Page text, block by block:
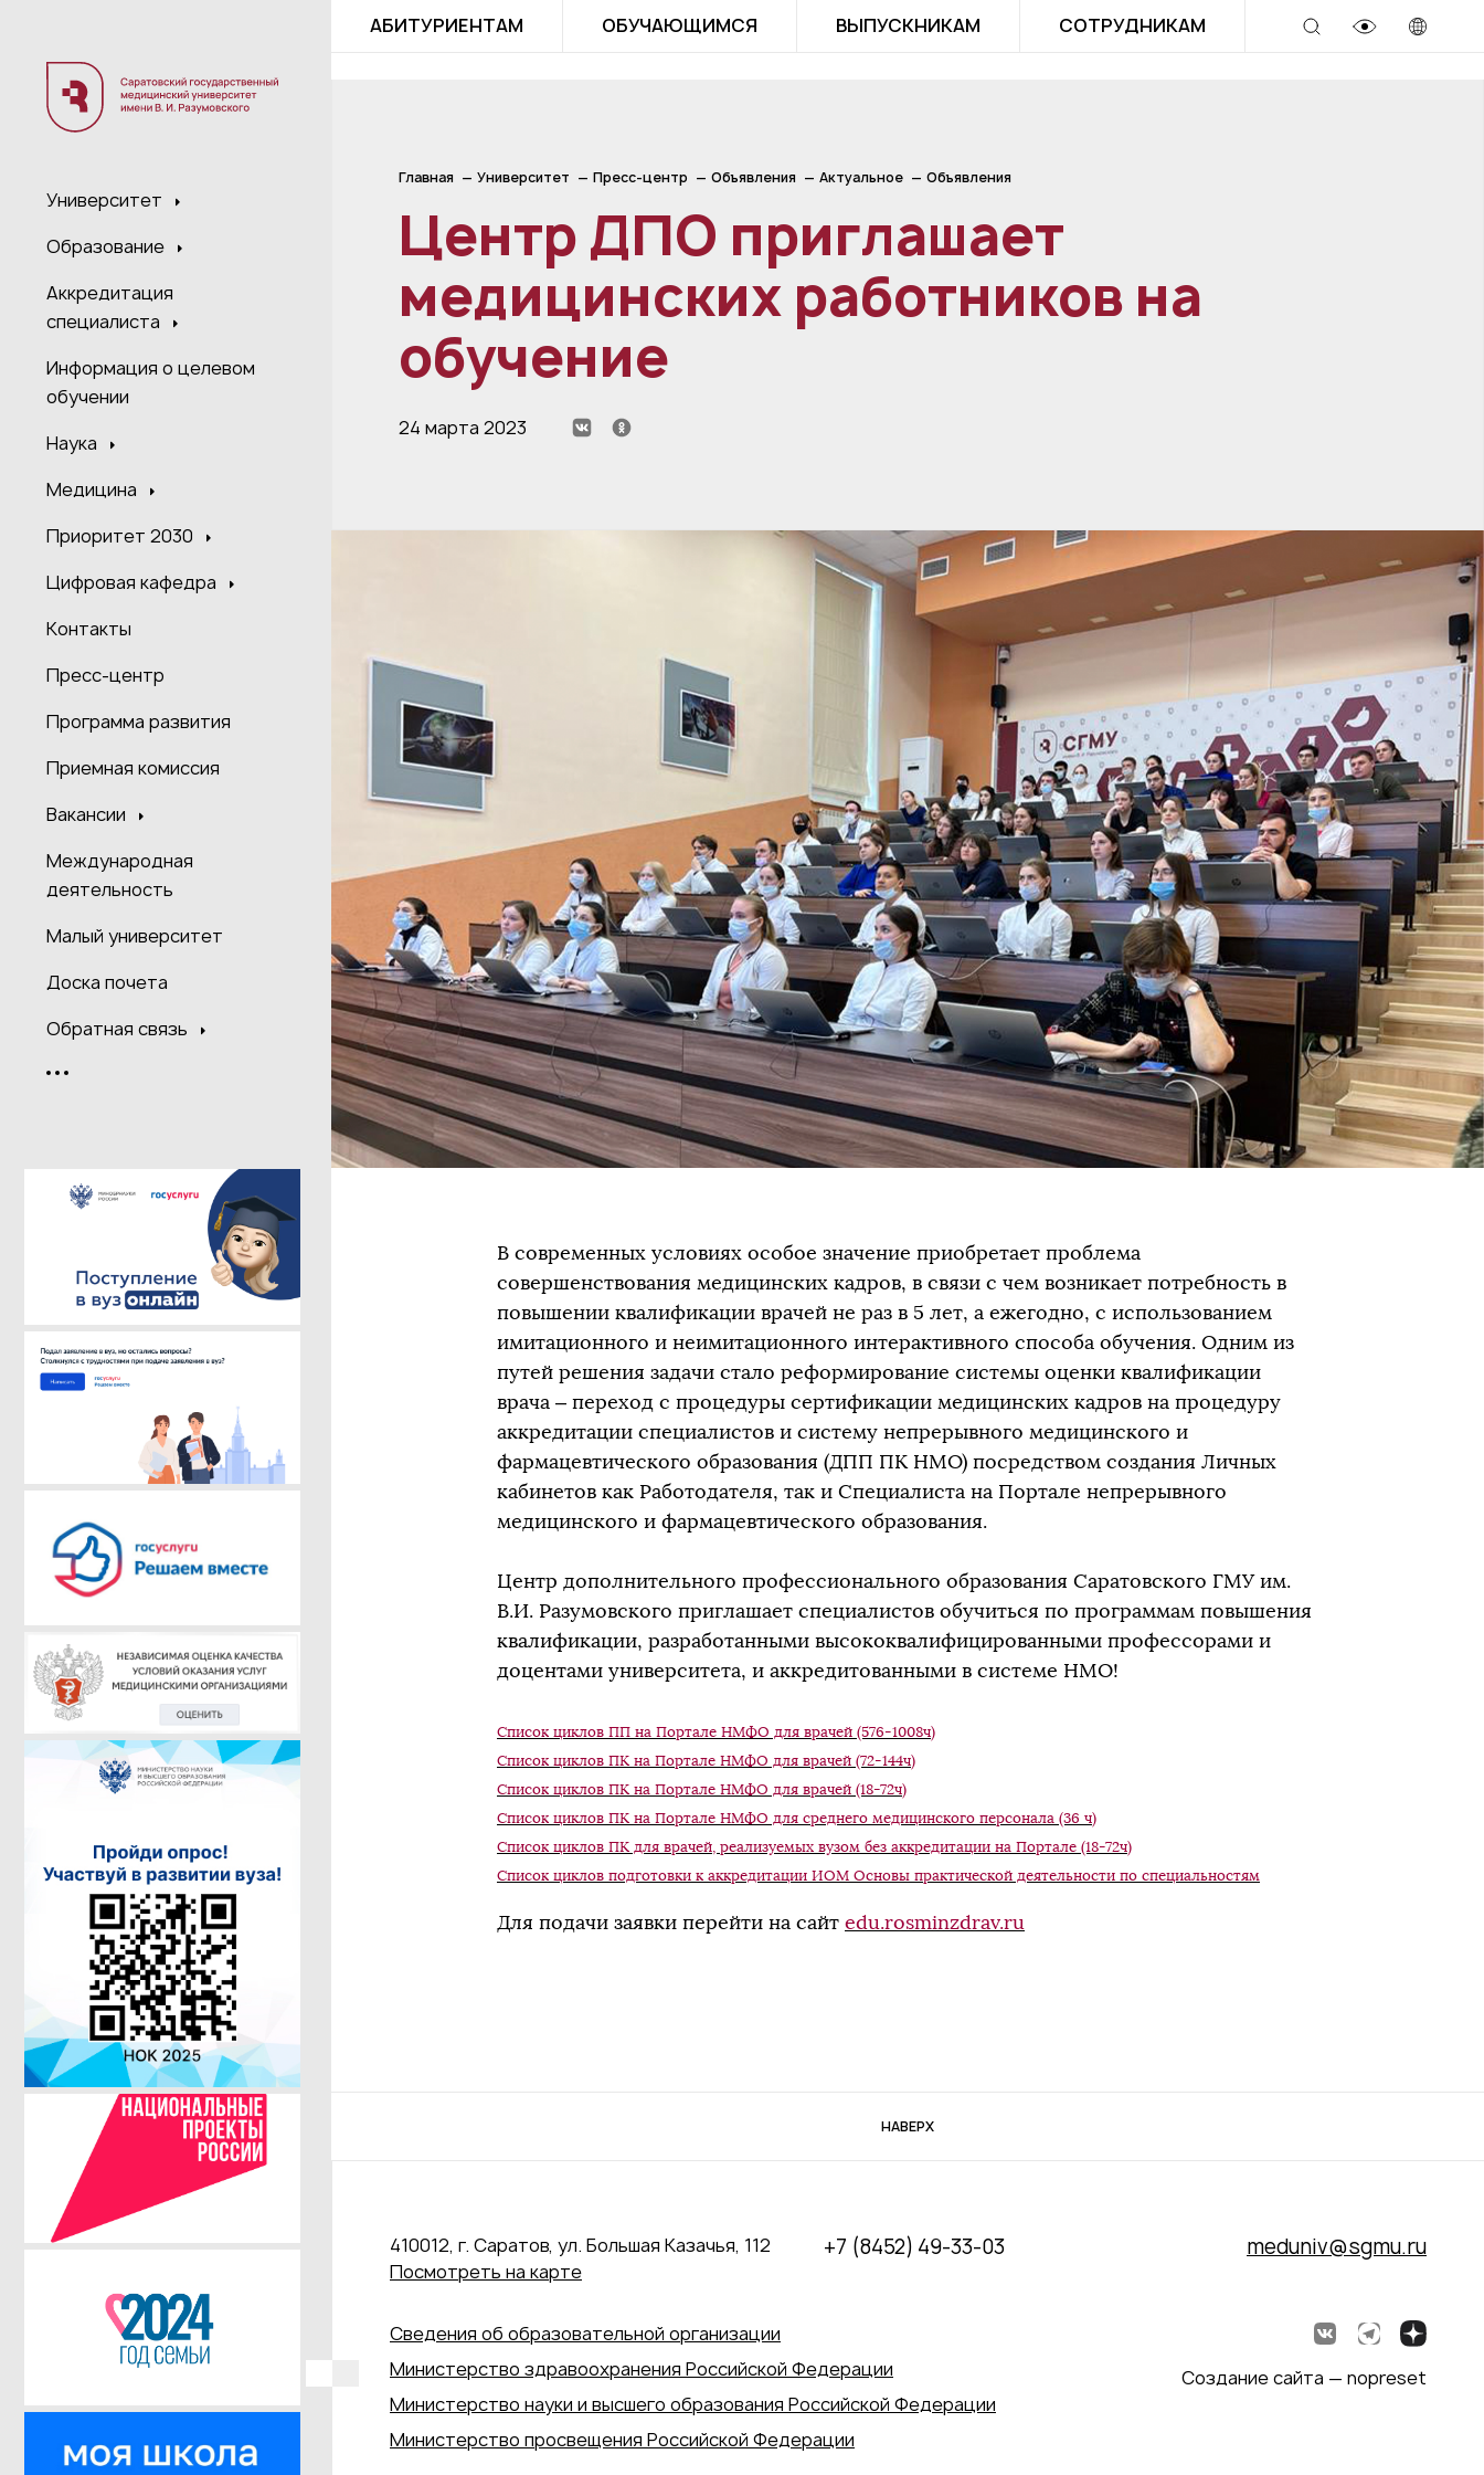
Университет
Образование
Аккредитация
специалиста
Информация о целевом
обучении
Наука
Медицина
Приоритет 2030
Цифровая кафедра
Контакты
Пресс-центр
Программа развития
Приемная комиссия
Вакансии
Международная
деятельность
Малый университет
Доска почета
Обратная связь
АБИТУРИЕНТАМ ОБУЧАЮЩИМСЯ ВЫПУСКНИКАМ СОТРУДНИКАМ
Главная Университет Пресс-центр Объявления Актуальное Объявления
Центр ДПО приглашает
медицинских работников на
обучение
24 марта 2023
В современных условиях особое значение приобретает проблема
совершенствования медицинских кадров, в связи с чем возникает потребность в
повышении квалификации врачей не раз в 5 лет, а ежегодно, с использованием
имитационного и неимитационного интерактивного способа обучения. Одним из
путей решения задачи стало реформирование системы оценки квалификации
врача – переход с процедуры сертификации медицинских кадров на процедуру
аккредитации специалистов и систему непрерывного медицинского и
фармацевтического образования (ДПП ПК НМО) посредством создания Личных
кабинетов как Работодателя, так и Специалиста на Портале непрерывного
медицинского и фармацевтического образования.
Центр дополнительного профессионального образования Саратовского ГМУ им.
В.И. Разумовского приглашает специалистов обучиться по программам повышения
квалификации, разработанными высококвалифицированными профессорами и
доцентами университета, и аккредитованными в системе НМО!
Список циклов ПП на Портале НМФО для врачей (576-1008ч)
Список циклов ПК на Портале НМФО для врачей (72-144ч)
Список циклов ПК на Портале НМФО для врачей (18-72ч)
Список циклов ПК на Портале НМФО для среднего медицинского персонала (36 ч)
Список циклов ПК для врачей, реализуемых вузом без аккредитации на Портале (18-72ч)
Список циклов подготовки к аккредитации ИОМ Основы практической деятельности по специальностям
Для подачи заявки перейти на сайт edu.rosminzdrav.ru
НАВЕРХ
410012, г. Саратов, ул. Большая Казачья, 112
Посмотреть на карте
+7 (8452) 49-33-03 meduniv@sgmu.ru
Сведения об образовательной организации
Министерство здравоохранения Российской Федерации
Министерство науки и высшего образования Российской Федерации
Министерство просвещения Российской Федерации
Создание сайта — nopreset